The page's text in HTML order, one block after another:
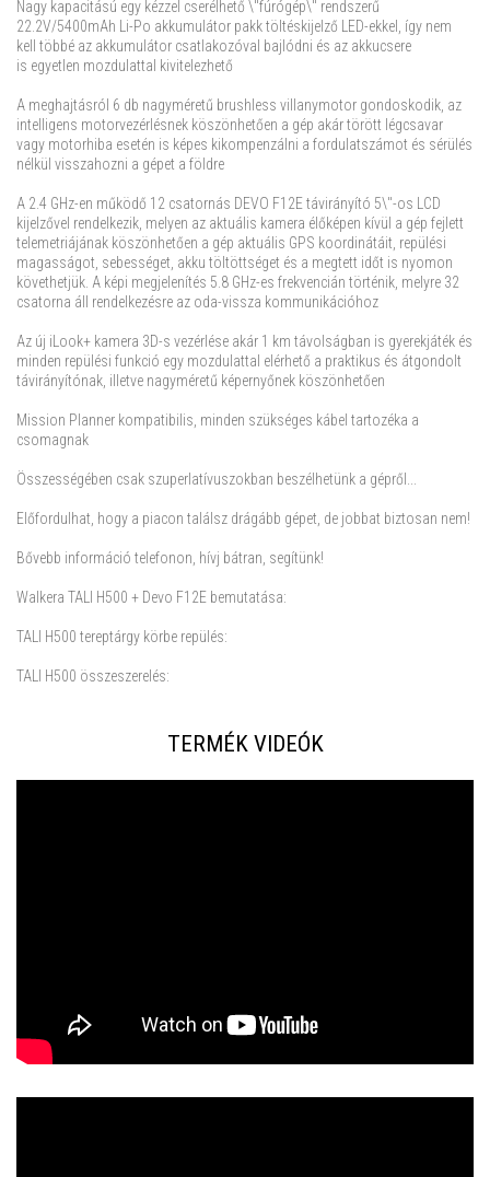
Nagy kapacitású egy kézzel cserélhető \"fúrógép\" rendszerű
22.2V/5400mAh Li-Po akkumulátor pakk töltéskijelző LED-ekkel, így nem
kell többé az akkumulátor csatlakozóval bajlódni és az akkucsere
is egyetlen mozdulattal kivitelezhető
A meghajtásról 6 db nagyméretű brushless villanymotor gondoskodik, az
intelligens motorvezérlésnek köszönhetően a gép akár törött légcsavar
vagy motorhiba esetén is képes kikompenzálni a fordulatszámot és sérülés
nélkül visszahozni a gépet a földre
A 2.4 GHz-en működő 12 csatornás DEVO F12E távirányító 5\"-os LCD
kijelzővel rendelkezik, melyen az aktuális kamera élőképen kívül a gép fejlett
telemetriájának köszönhetően a gép aktuális GPS koordinátáit, repülési
magasságot, sebességet, akku töltöttséget és a megtett időt is nyomon
követhetjük. A képi megjelenítés 5.8 GHz-es frekvencián történik, melyre 32
csatorna áll rendelkezésre az oda-vissza kommunikációhoz
Az új iLook+ kamera 3D-s vezérlése akár 1 km távolságban is gyerekjáték és
minden repülési funkció egy mozdulattal elérhető a praktikus és átgondolt
távirányítónak, illetve nagyméretű képernyőnek köszönhetően
Mission Planner kompatibilis, minden szükséges kábel tartozéka a
csomagnak
Összességében csak szuperlatívuszokban beszélhetünk a gépről...
Előfordulhat, hogy a piacon találsz drágább gépet, de jobbat biztosan nem!
Bővebb információ telefonon, hívj bátran, segítünk!
Walkera TALI H500 + Devo F12E bemutatása:
TALI H500 tereptárgy körbe repülés:
TALI H500 összeszerelés:
TERMÉK VIDEÓK